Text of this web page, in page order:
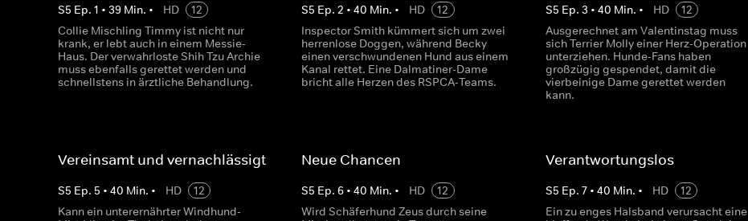
S5 Ep. 1 • 39 Min. • HD
12
Collie Mischling Timmy ist nicht nur
krank, er lebt auch in einem Messie-
Haus. Der verwahrloste Shih Tzu Archie
muss ebenfalls gerettet werden und
schnellstens in ärztliche Behandlung.
S5 Ep.2 •40 Min. • HD
12
Inspector Smith kümmert sich um zwei
herrenlose Doggen, während Becky
einen verschwundenen Hund aus einem
Kanal rettet. Eine Dalmatiner-Dame
bricht alle Herzen des RSPCA-Teams.
S5 Ep. 3 • 40 Min. • HD
12
Ausgerechnet am Valentinstag muss
sich Terrier Molly einer Herz-Operation
unterziehen. Hunde-Fans haben
großzügig gespendet, damit die
vierbeinige Dame gerettet werden
kann.
Vereinsamt und vernachlässigt
S5 Ep. 5 • 40 Min. • HD
12
Kann ein unterernährter Windhund-
Neue Chancen
S5 Ep.6 •40 Min. • HD
12
Wird Schäferhund Zeus durch seine
Verantwortungslos
S5 Ep. 7• 40 Min. • HD
12
Ein zu enges Halsband verursacht eine